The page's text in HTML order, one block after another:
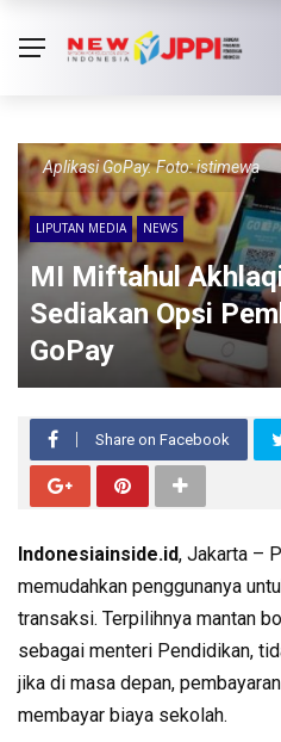
Aplikasi GoPay. Foto: istimewa
LIPUTAN MEDIA NEWS
MI Miftahul
Sediakan Opsi
GoPay
Share on Facebook
Indonesiainside.id, Jakarta –
memudahkan penggunanya
transaksi. Terpilihnya mantan
sebagai menteri Pendidikan,
jika di masa depan,
membayar biaya sekolah.